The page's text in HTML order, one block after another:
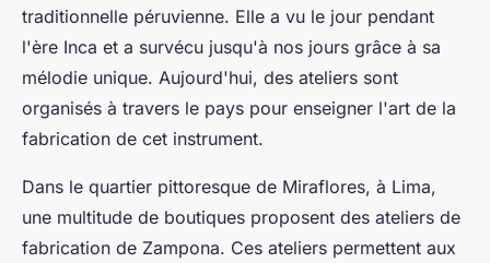
traditionnelle péruvienne. Elle a vu le jour pendant
l'ère Inca et a survécu jusqu'à nos jours grâce à sa
mélodie unique. Aujourd'hui, des ateliers sont
organisés à travers le pays pour enseigner l'art de la
fabrication de cet instrument.
Dans le quartier pittoresque de Miraflores, à Lima,
une multitude de boutiques proposent des ateliers de
fabrication de Zampona. Ces ateliers permettent aux